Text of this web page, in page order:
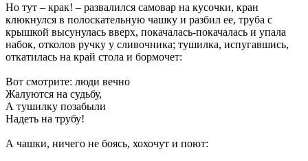
Но тут – крак! – развалился самовар на кусочки, кран
клюкнулся в полоскательную чашку и разбил ее, труба с
крышкой высунулась вверх, покачалась-покачалась и упала
набок, отколов ручку у сливочника; тушилка, испугавшись,
откатилась на край стола и бормочет:
Вот смотрите: люди вечно
Жалуются на судьбу,
А тушилку позабыли
Надеть на трубу!
А чашки, ничего не боясь, хохочут и поют: